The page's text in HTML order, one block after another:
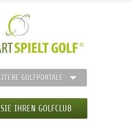
GOLFPORTALE
IHREN GOLFCLUB